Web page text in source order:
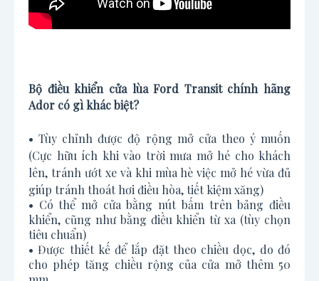
Bộ điều khiển cửa lùa Ford Transit chính hãng
Ador có gì khác biệt?
• Tùy chỉnh được độ rộng mở cửa theo ý muốn
(Cực hữu ích khi vào trời mưa mở hé cho khách
lên, tránh ướt xe và khi mùa hè việc mở hé vừa đủ
giúp tránh thoát hơi điều hòa, tiết kiệm xăng)
• Có thể mở cửa bằng nút bấm trên bảng điều
khiển, cũng như bằng điều khiển từ xa (tùy chọn
tiêu chuẩn)
• Được thiết kế để lắp đặt theo chiều dọc, do đó
cho phép tăng chiều rộng của cửa mở thêm 50